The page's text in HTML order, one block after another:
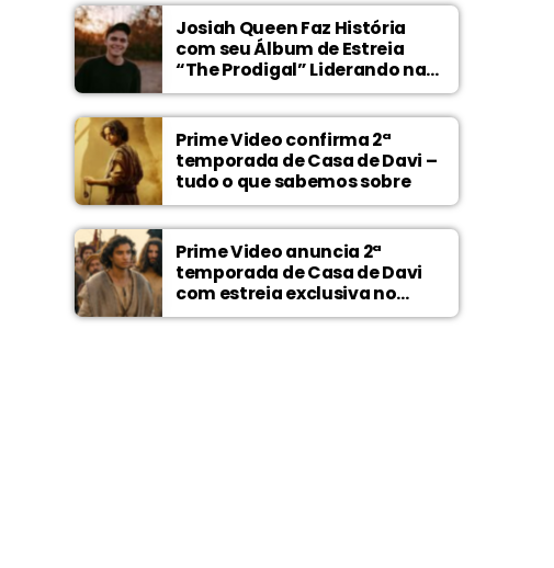
Josiah Queen Faz História
com seu Álbum de Estreia
“The Prodigal” Liderando na
Billboard
Prime Video confirma 2ª
temporada de Casa de Davi –
tudo o que sabemos sobre
Prime Video anuncia 2ª
temporada de Casa de Davi
com estreia exclusiva no
Wonder Project